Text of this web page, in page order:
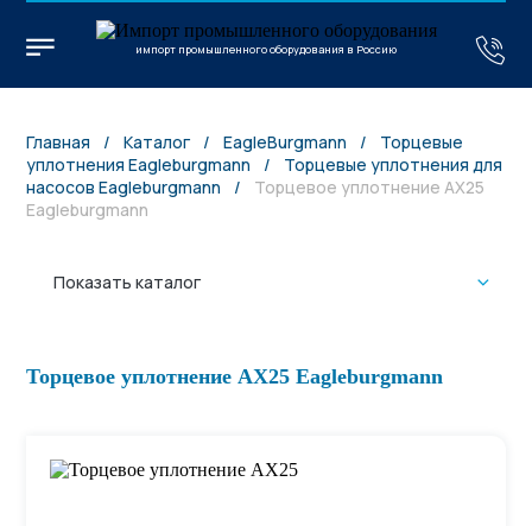
импорт промышленного оборудования в Россию
Главная / Каталог / EagleBurgmann /
Торцевые
уплотнения Eagleburgmann
/
Торцевые уплотнения для
насосов Eagleburgmann
/
Торцевое уплотнение AX25
Eagleburgmann
Показать каталог
Торцевое уплотнение AX25 Eagleburgmann